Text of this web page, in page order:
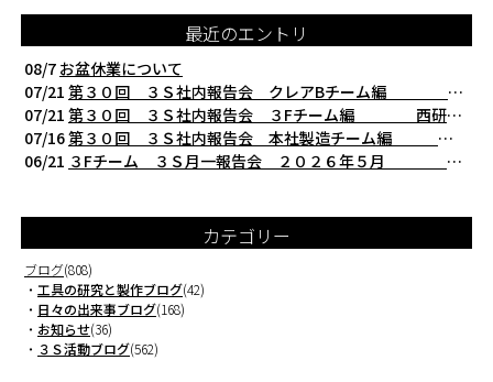
最近のエントリ
08/7 お盆休業について
07/21 第３０回 ３Ｓ社内報告会 クレアBチーム編 西研の３Ｓ活動（整理・整頓・清掃
07/21 第３０回 ３Ｓ社内報告会 ３Fチーム編 西研の３Ｓ活動（整理・整頓・清掃）
07/16第３０回 ３Ｓ社内報告会 本社製造チーム編 西研の３Ｓ活動（整理・整頓・清掃
06/21 ３Fチーム ３Ｓ月一報告会 ２０２６年５月 切削工具を考える西研より
カテゴリー
ブログ(808)
・ 工具の研究と製作ブログ(42)
・ 日々の出来事ブログ(168)
・ お知らせ(36)
・ ３Ｓ活動ブログ(562)